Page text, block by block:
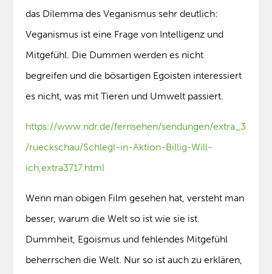
das Dilemma des Veganismus sehr deutlich:
Veganismus ist eine Frage von Intelligenz und
Mitgefühl. Die Dummen werden es nicht
begreifen und die bösartigen Egoisten interessiert
es nicht, was mit Tieren und Umwelt passiert.
https://www.ndr.de/fernsehen/sendungen/extra_3
/rueckschau/Schlegl-in-Aktion-Billig-Will-
ich,extra3717.html
Wenn man obigen Film gesehen hat, versteht man
besser, warum die Welt so ist wie sie ist.
Dummheit, Egoismus und fehlendes Mitgefühl
beherrschen die Welt. Nur so ist auch zu erklären,